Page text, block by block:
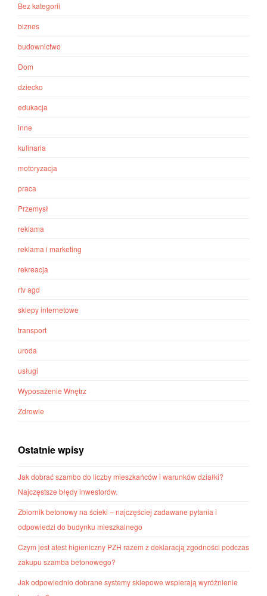
Bez kategorii
biznes
budownictwo
Dom
dziecko
edukacja
inne
kulinaria
motoryzacja
praca
Przemysł
reklama
reklama i marketing
rekreacja
rtv agd
sklepy internetowe
transport
uroda
usługi
Wyposażenie Wnętrz
Zdrowie
Ostatnie wpisy
Jak dobrać szambo do liczby mieszkańców i warunków działki?
Najczęstsze błędy inwestorów.
Zbiornik betonowy na ścieki – najczęściej zadawane pytania i
odpowiedzi do budynku mieszkalnego
Czym jest atest higieniczny PZH razem z deklaracją zgodności podczas
zakupu szamba betonowego?
Jak odpowiednio dobrane systemy sklepowe wspierają wyróżnienie